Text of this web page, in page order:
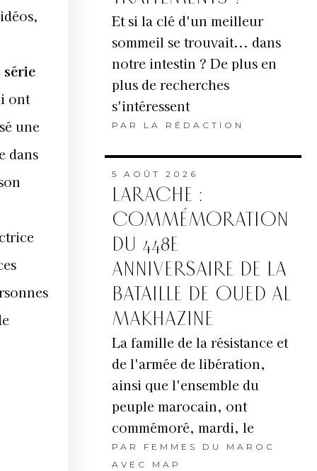
série
ont
une
dans
Et si la clé d'un meilleur
sommeil se trouvait... dans
notre intestin ? De plus en
plus de recherches
s'intéressent
PAR LA RÉDACTION
5 AOÛT 2026
LARACHE :
COMMÉMORATION
DU 448E
ANNIVERSAIRE DE LA
BATAILLE DE OUED AL
MAKHAZINE
La famille de la résistance et
de l'armée de libération,
ainsi que l'ensemble du
peuple marocain, ont
commémoré, mardi, le
PAR FEMMES DU MAROC
AVEC MAP